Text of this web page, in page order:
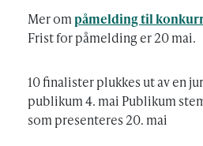
Mer ompåmelding til
Frist for påmelding er 20 mai.
10 finalister plukkes ut av en
publikum 4. mai Publikum
som presenteres 20. mai